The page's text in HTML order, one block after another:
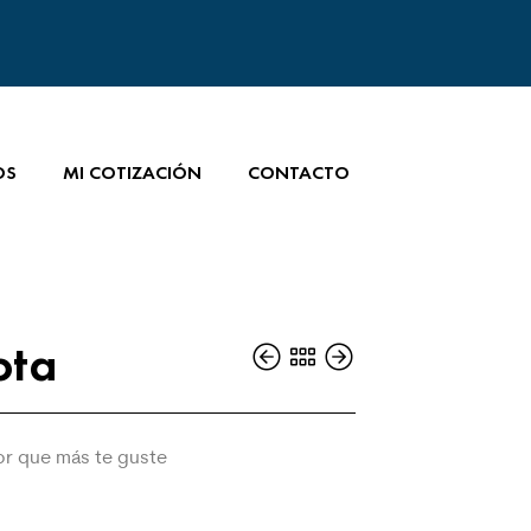
MI COTIZACIÓN CONTACTO
que más te guste